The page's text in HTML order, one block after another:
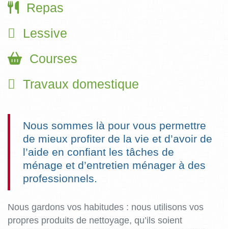
Repas
Lessive
Courses
Travaux domestique
Nous sommes là pour vous permettre
de mieux profiter de la vie et d’avoir de
l’aide en confiant les tâches de
ménage et d’entretien ménager à des
professionnels.
Nous gardons vos habitudes : nous utilisons vos
propres produits de nettoyage, qu’ils soient